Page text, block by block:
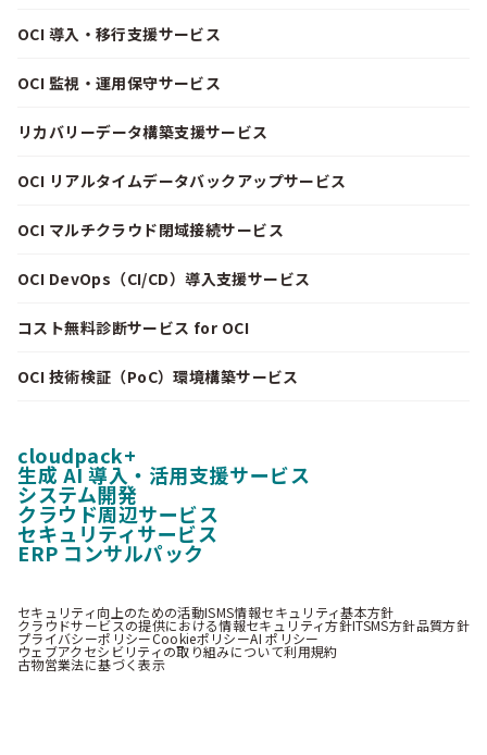
OCI 導入・移行支援サービス
OCI 監視・運用保守サービス
リカバリーデータ構築支援サービス
OCI リアルタイムデータバックアップサービス
OCI マルチクラウド閉域接続サービス
OCI DevOps（CI/CD）導入支援サービス
コスト無料診断サービス for OCI
OCI 技術検証（PoC）環境構築サービス
cloudpack+
生成 AI 導入・活用支援サービス
システム開発
クラウド周辺サービス
セキュリティサービス
ERP コンサルパック
セキュリティ向上のための活動ISMS情報セキュリティ基本方針
クラウドサービスの提供における情報セキュリティ方針ITSMS方針品質方針
プライバシーポリシーCookieポリシーAI ポリシー
ウェブアクセシビリティの取り組みについて利用規約
古物営業法に基づく表示